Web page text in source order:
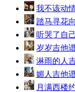
我不该动
踏马寻花
听哭了自
岁岁吉他
淋雨的人
媚人吉他
月满西楼